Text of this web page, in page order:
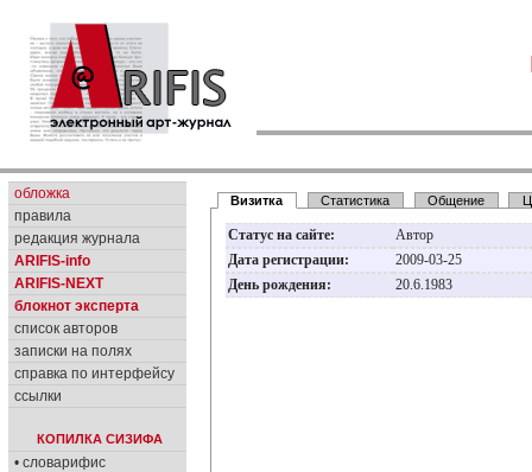
обложка
правила
редакция журнала
ARIFIS-info
ARIFIS-NEXT
блокнот эксперта
список авторов
записки на полях
справка по интерфейсу
ссылки
КОПИЛКА СИЗИФА
• словарифис
Визитка Статистика Общение
Статус на сайте:
Автор
Дата регистрации:
2009-03-25
День рождения:
20.6.1983